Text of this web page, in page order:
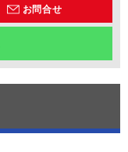
お問合せ